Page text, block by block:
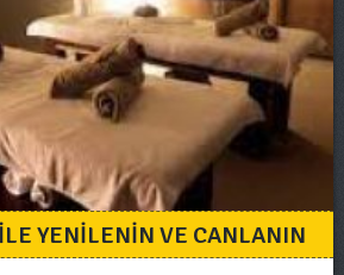
YENILENIN VE CANLANIN